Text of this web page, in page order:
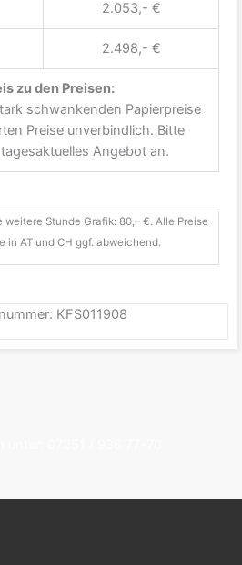
2.053,- €
2.498,- €
zu den Preisen:
schwankenden Papierpreise
Preise unverbindlich. Bitte
Angebot an.
weitere Stunde Grafik: 80,– €. Alle Preise
in AT und CH ggf. abweichend.
KFS011908